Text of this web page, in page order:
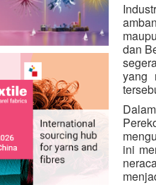
dan
yang
ini